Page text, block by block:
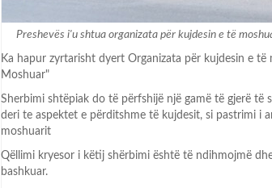
Preshevës i'u shtua organizata për kujdesin e të
Ka hapur zyrtarisht dyert Organizata për kujdesin e
Moshuar"
Sherbimi shtëpiak do të përfshijë një gamë të gjerë të
deri te aspektet e përditshme të kujdesit, si pastrimi i
moshuarit
Qëllimi kryesor i këtij shërbimi është të ndihmojmë
bashkuar.